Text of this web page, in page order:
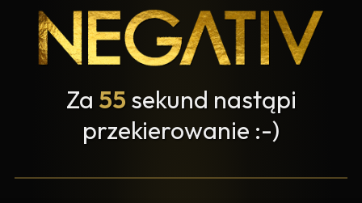
Za 55 sekund nastąpi
przekierowanie :-)